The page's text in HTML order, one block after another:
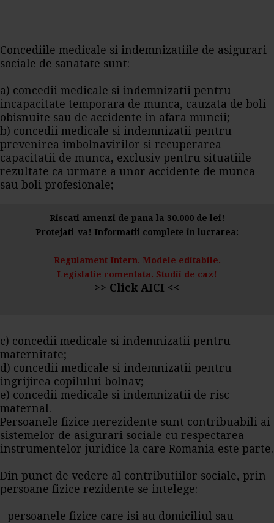
Concediile medicale si indemnizatiile de asigurari
sociale de sanatate sunt:
a) concedii medicale si indemnizatii pentru
incapacitate temporara de munca, cauzata de boli
obisnuite sau de accidente in afara muncii;
b) concedii medicale si indemnizatii pentru
prevenirea imbolnavirilor si recuperarea
capacitatii de munca, exclusiv pentru situatiile
rezultate ca urmare a unor accidente de munca
sau boli profesionale;
Riscati amenzi de pana la 30.000 de lei!
Protejati-va! Informatii complete in lucrarea:
Regulament Intern. Modele editabile.
Legislatie comentata. Studii de caz!
>> Click AICI <<
c) concedii medicale si indemnizatii pentru
maternitate;
d) concedii medicale si indemnizatii pentru
ingrijirea copilului bolnav;
e) concedii medicale si indemnizatii de risc
maternal.
Persoanele fizice nerezidente sunt contribuabili ai
sistemelor de asigurari sociale cu respectarea
instrumentelor juridice la care Romania este parte.
Din punct de vedere al contributiilor sociale, prin
persoane fizice rezidente se intelege:
- persoanele fizice care isi au domiciliul sau